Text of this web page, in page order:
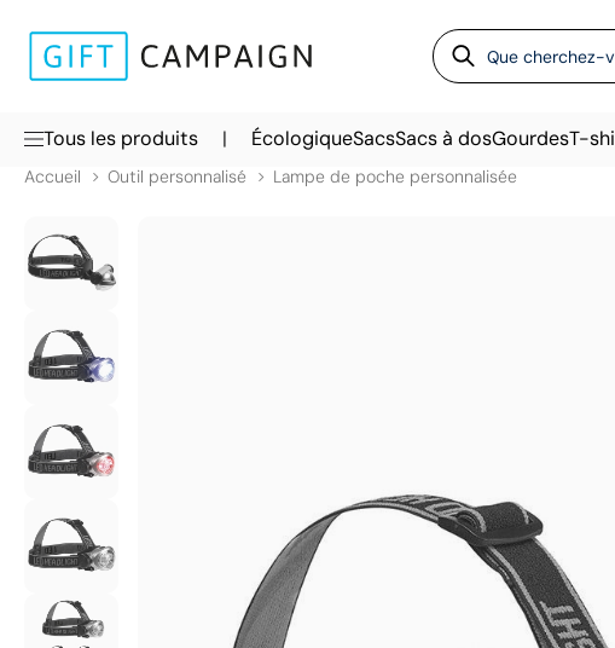
Tous les produits | ÉcologiqueSacsSacs à dosGourdesT-
Accueil Outil personnalisé Lampe de poche personnalisée